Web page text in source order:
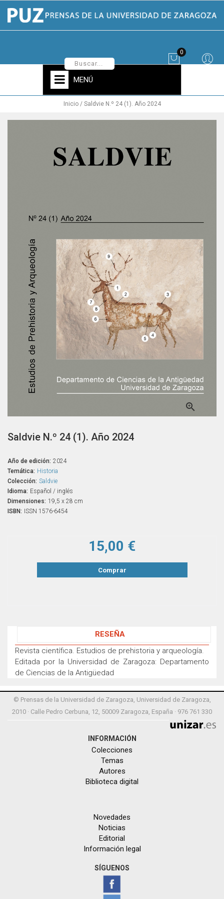
0
MENÚ
Inicio Saldvie N.º 24 (1). Año 2024

Saldvie N.º 24 (1). Año 2024
Año de edición: 2024
Temática: Historia
Colección: Saldvie
Idioma: Español / inglés
Dimensiones: 19,5 x 28 cm
ISBN: ISSN 1576-6454
15,00 €
Comprar
RESEÑA
Revista científica. Estudios de prehistoria y arqueología.
Editada por la Universidad de Zaragoza: Departamento
de Ciencias de la Antigüedad
© Prensas de la Universidad de Zaragoza, Universidad de Zaragoza,
2010 · Calle Pedro Cerbuna, 12, 50009 Zaragoza, España · 976 761 330
INFORMACIÓN
Colecciones
Temas
Autores
Biblioteca digital
Novedades
Noticias
Editorial
Información legal
SÍGUENOS